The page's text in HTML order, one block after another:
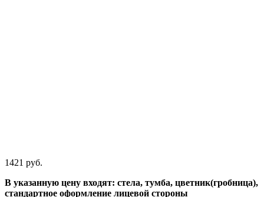
1421 руб.
В указанную цену входят: стела, тумба, цветник(гробница),
стандартное оформление лицевой стороны